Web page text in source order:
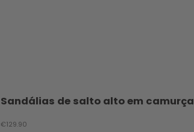
Sandálias de salto alto em camurça
Preço promocional
€129.90